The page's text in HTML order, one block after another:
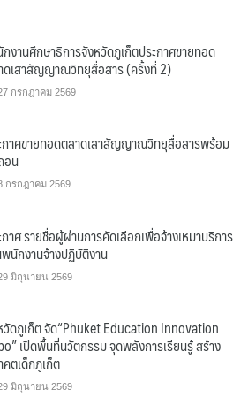
งานศึกษาธิการจังหวัดภูเก็ตประกาศขายทอด
ดเสาสัญญาณวิทยุสื่อสาร (ครั้งที่ 2)
กรกฎาคม 2569
กาศขายทอดตลาดเสาสัญญาณวิทยุสื่อสารพร้อม
อน
กรกฎาคม 2569
าศ รายชื่อผู้ผ่านการคัดเลือกเพื่อจ้างเหมาบริการ
นักงานจ้างปฏิบัติงาน
มิถุนายน 2569
ดภูเก็ต จัด“Phuket Education Innovation
เปิดพื้นที่นวัตกรรม จุดพลังการเรียนรู้ สร้าง
ตเด็กภูเก็ต
มิถุนายน 2569